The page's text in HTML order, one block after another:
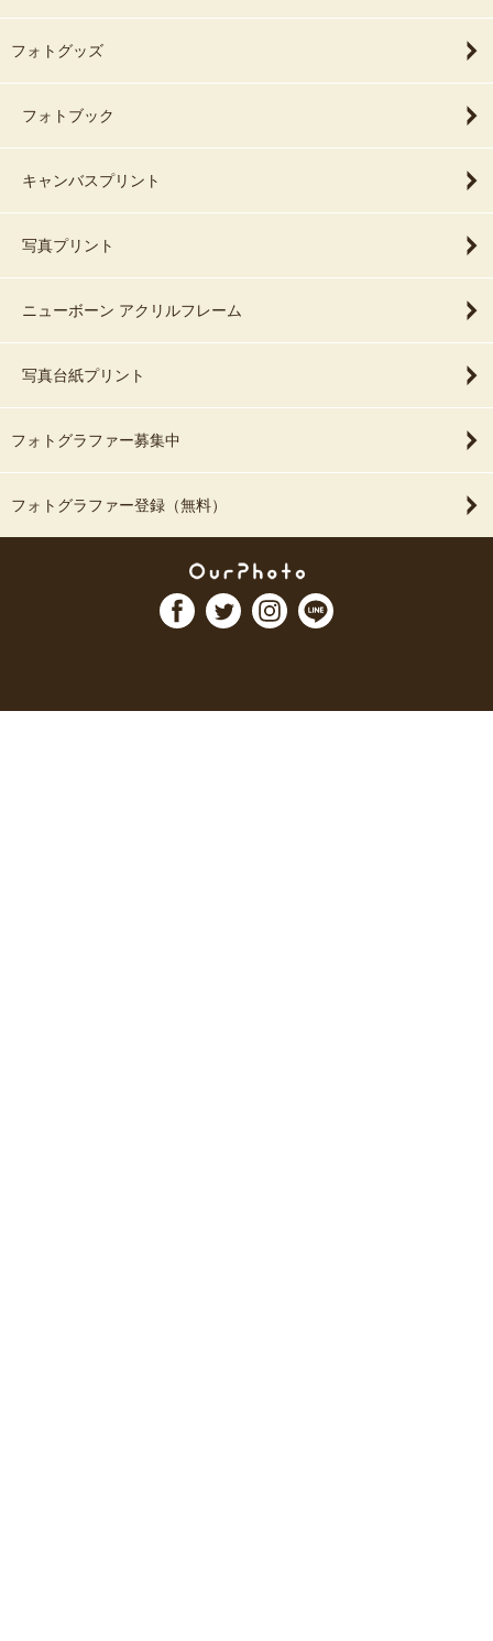
フォトグッズ
フォトブック
キャンバスプリント
写真プリント
ニューボーン アクリルフレーム
写真台紙プリント
フォトグラファー募集中
フォトグラファー登録（無料）